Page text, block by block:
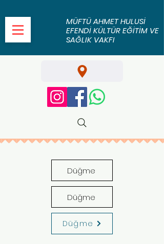
MÜFTÜ AHMET HULUSİ
EFENDİ KÜLTÜR EĞİTİM VE
SAĞLIK VAKFI
Düğme
Düğme
Düğme